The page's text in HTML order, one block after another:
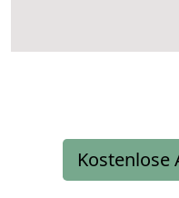
Kostenlose